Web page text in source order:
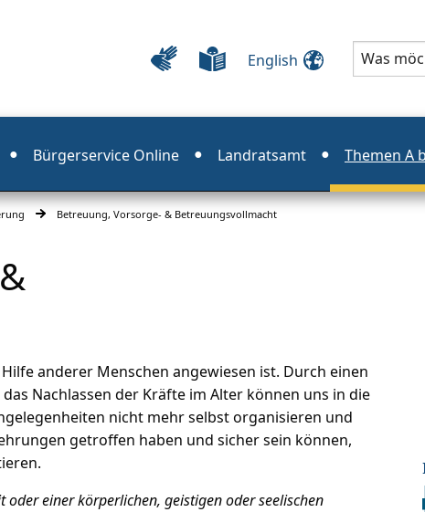
English
Bürgerservice Online Landratsamt Themen A
Betreuung, Vorsorge- & Betreuungsvollmacht
anderer Menschen angewiesen ist. Durch einen
Nachlassen der Kräfte im Alter können uns in die
nicht mehr selbst organisieren und
getroffen haben und sicher sein können,
einer körperlichen, geistigen oder seelischen